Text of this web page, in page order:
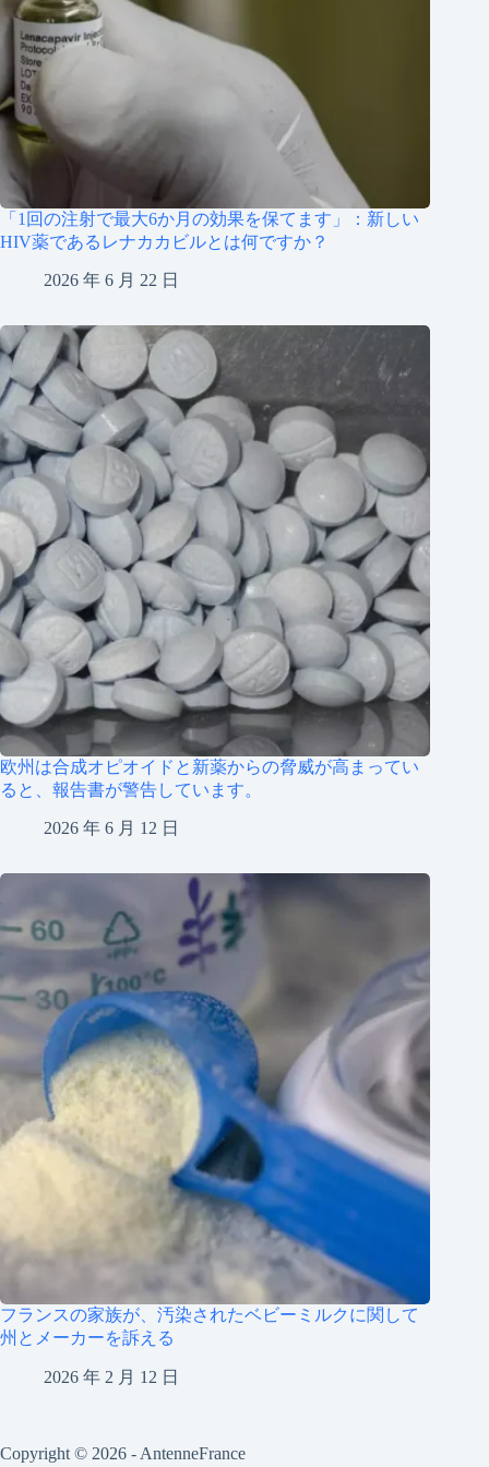
「1回の注射で最大6か月の効果を保てます」：新しい
HIV薬であるレナカカビルとは何ですか？
2026 年 6 月 22 日
欧州は合成オピオイドと新薬からの脅威が高まってい
ると、報告書が警告しています。
2026 年 6 月 12 日
フランスの家族が、汚染されたベビーミルクに関して
州とメーカーを訴える
2026 年 2 月 12 日
Copyright © 2026 - AntenneFrance